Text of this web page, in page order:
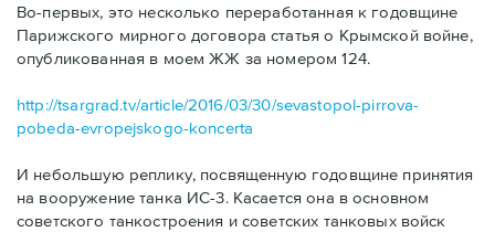
Во-первых, это несколько переработанная к годовщине
Парижского мирного договора статья о Крымской войне,
опубликованная в моем ЖЖ за номером 124.
http://tsargrad.tv/article/2016/03/30/sevastopol-pirrova-
pobeda-evropejskogo-koncerta
И небольшую реплику, посвященную годовщине принятия
на вооружение танка ИС-3. Касается она в основном
советского танкостроения и советских танковых войск